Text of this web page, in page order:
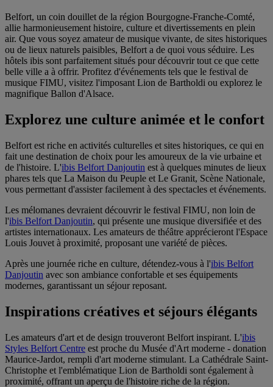
Belfort, un coin douillet de la région Bourgogne-Franche-Comté,
allie harmonieusement histoire, culture et divertissements en plein
air. Que vous soyez amateur de musique vivante, de sites historiques
ou de lieux naturels paisibles, Belfort a de quoi vous séduire. Les
hôtels ibis sont parfaitement situés pour découvrir tout ce que cette
belle ville a à offrir. Profitez d'événements tels que le festival de
musique FIMU, visitez l'imposant Lion de Bartholdi ou explorez le
magnifique Ballon d'Alsace.
Explorez une culture animée et le confort
Belfort est riche en activités culturelles et sites historiques, ce qui en
fait une destination de choix pour les amoureux de la vie urbaine et
de l'histoire. L'ibis Belfort Danjoutin est à quelques minutes de lieux
phares tels que La Maison du Peuple et Le Granit, Scène Nationale,
vous permettant d'assister facilement à des spectacles et événements.
Les mélomanes devraient découvrir le festival FIMU, non loin de
l'ibis Belfort Danjoutin, qui présente une musique diversifiée et des
artistes internationaux. Les amateurs de théâtre apprécieront l'Espace
Louis Jouvet à proximité, proposant une variété de pièces.
Après une journée riche en culture, détendez-vous à l'ibis Belfort
Danjoutin avec son ambiance confortable et ses équipements
modernes, garantissant un séjour reposant.
Inspirations créatives et séjours élégants
Les amateurs d'art et de design trouveront Belfort inspirant. L'ibis
Styles Belfort Centre est proche du Musée d'Art moderne - donation
Maurice-Jardot, rempli d'art moderne stimulant. La Cathédrale Saint-
Christophe et l'emblématique Lion de Bartholdi sont également à
proximité, offrant un aperçu de l'histoire riche de la région.